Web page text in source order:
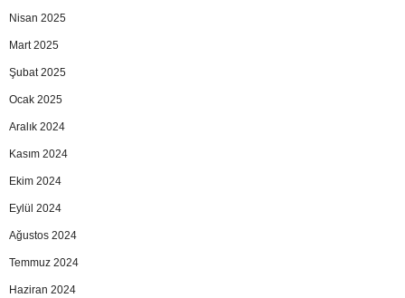
Nisan 2025
Mart 2025
Şubat 2025
Ocak 2025
Aralık 2024
Kasım 2024
Ekim 2024
Eylül 2024
Ağustos 2024
Temmuz 2024
Haziran 2024